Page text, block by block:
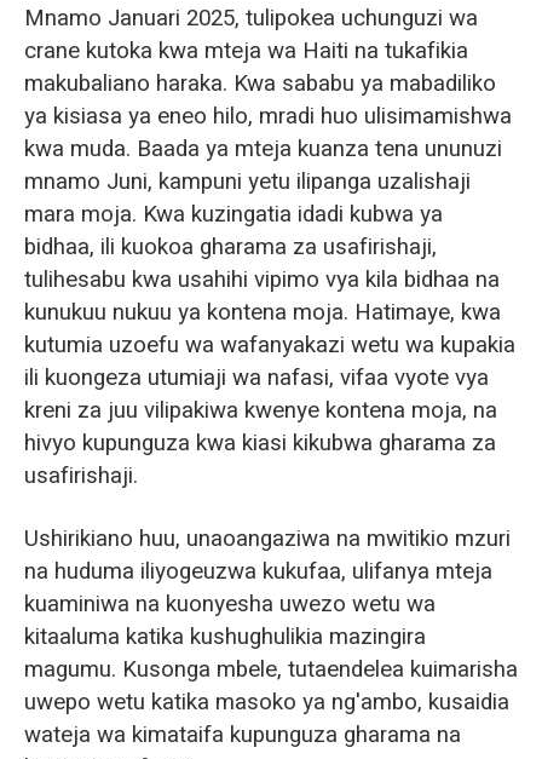
Mnamo Januari 2025, tulipokea uchunguzi wa
crane kutoka kwa mteja wa Haiti na tukafikia
makubaliano haraka. Kwa sababu ya mabadiliko
ya kisiasa ya eneo hilo, mradi huo ulisimamishwa
kwa muda. Baada ya mteja kuanza tena ununuzi
mnamo Juni, kampuni yetu ilipanga uzalishaji
mara moja. Kwa kuzingatia idadi kubwa ya
bidhaa, ili kuokoa gharama za usafirishaji,
tulihesabu kwa usahihi vipimo vya kila bidhaa na
kunukuu nukuu ya kontena moja. Hatimaye, kwa
kutumia uzoefu wa wafanyakazi wetu wa kupakia
ili kuongeza utumiaji wa nafasi, vifaa vyote vya
kreni za juu vilipakiwa kwenye kontena moja, na
hivyo kupunguza kwa kiasi kikubwa gharama za
usafirishaji.
Ushirikiano huu, unaoangaziwa na mwitikio mzuri
na huduma iliyogeuzwa kukufaa, ulifanya mteja
kuaminiwa na kuonyesha uwezo wetu wa
kitaaluma katika kushughulikia mazingira
magumu. Kusonga mbele, tutaendelea kuimarisha
uwepo wetu katika masoko ya ng'ambo, kusaidia
wateja wa kimataifa kupunguza gharama na